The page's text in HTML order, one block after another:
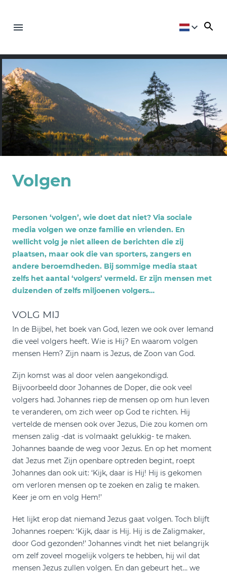
Volgen
Personen ‘volgen’, wie doet dat niet? Via sociale
media volgen we onze familie en vrienden. En
wellicht volg je niet alleen de berichten die zij
plaatsen, maar ook die van sporters, zangers en
andere beroemdheden. Bij sommige media staat
zelfs het aantal ‘volgers’ vermeld. Er zijn mensen met
duizenden of zelfs miljoenen volgers…
VOLG MIJ
In de Bijbel, het boek van God, lezen we ook over Iemand
die veel volgers heeft. Wie is Hij? En waarom volgen
mensen Hem? Zijn naam is Jezus, de Zoon van God.
Zijn komst was al door velen aangekondigd.
Bijvoorbeeld door Johannes de Doper, die ook veel
volgers had. Johannes riep de mensen op om hun leven
te veranderen, om zich weer op God te richten. Hij
vertelde de mensen ook over Jezus, Die zou komen om
mensen zalig -dat is volmaakt gelukkig- te maken.
Johannes baande de weg voor Jezus. En op het moment
dat Jezus met Zijn openbare optreden begint, roept
Johannes dan ook uit: ‘Kijk, daar is Hij! Hij is gekomen
om verloren mensen op te zoeken en zalig te maken.
Keer je om en volg Hem!’
Het lijkt erop dat niemand Jezus gaat volgen. Toch blijft
Johannes roepen: ‘Kijk, daar is Hij. Hij is de Zaligmaker,
door God gezonden!’ Johannes vindt het niet belangrijk
om zelf zoveel mogelijk volgers te hebben, hij wil dat
mensen Jezus zullen volgen. En dan gebeurt het… we